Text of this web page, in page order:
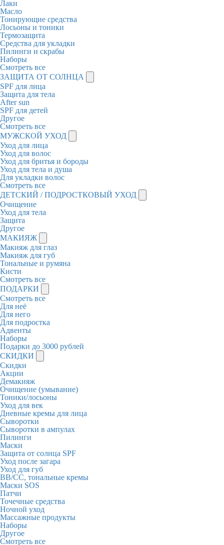
Лаки
Масло
Тонирующие средства
Лосьоны и тоники
Термозащита
Средства для укладки
Пилинги и скрабы
Наборы
Смотреть все
ЗАЩИТА ОТ СОЛНЦА
SPF для лица
Защита для тела
After sun
SPF для детей
Другое
Смотреть все
МУЖСКОЙ УХОД
Уход для лица
Уход для волос
Уход для бритья и бороды
Уход для тела и душа
Для укладки волос
Смотреть все
ДЕТСКИЙ / ПОДРОСТКОВЫЙ УХОД
Очищение
Уход для тела
Защита
Другое
МАКИЯЖ
Макияж для глаз
Макияж для губ
Тональные и румяна
Кисти
Смотреть все
ПОДАРКИ
Смотреть все
Для неё
Для него
Для подростка
Адвенты
Наборы
Подарки до 3000 рублей
СКИДКИ
Скидки
Акции
Демакияж
Очищение (умывание)
Тоники/лосьоны
Уход для век
Дневные кремы для лица
Сыворотки
Сыворотки в ампулах
Пилинги
Маски
Защита от солнца SPF
Уход после загара
Уход для губ
BB/CC, тональные кремы
Маски SOS
Патчи
Точечные средства
Ночной уход
Массажные продукты
Наборы
Другое
Смотреть все